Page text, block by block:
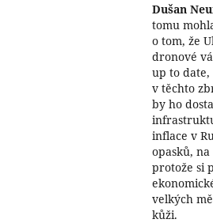
Dušan
tomu
o tom, že
dronové
up to
v těchto
by ho
inflace v
opasků,
protože si
velkých
kůži.